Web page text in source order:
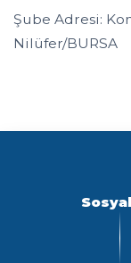
Şube Adresi:
Nilüfer/BURSA